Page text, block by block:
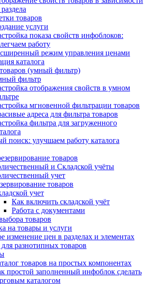
товаров
услуги
показа свойств инфоблоков:
работу
режим управления ценами
каталога
(умный фильтр)
фильтр
отображения свойств в умном
мгновенной фильтрации товаров
адреса для фильтра товаров
фильтра для загруженного
поиск: улучшаем работу каталога
товаров
и Складской учёты
учет
товаров
учет
Как включить складской учёт
Работа с документами
товаров
на товары и услуги
изменение цен в разделах и элементах
разнотипных товаров
товаров на простых компонентах
простой заполненный инфоблок сделать
каталогом